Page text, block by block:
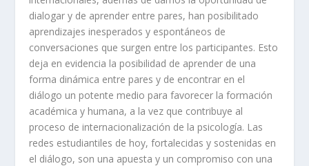
dialogar y de aprender entre pares, han posibilitado
aprendizajes inesperados y espontáneos de
conversaciones que surgen entre los participantes. Esto
deja en evidencia la posibilidad de aprender de una
forma dinámica entre pares y de encontrar en el
diálogo un potente medio para favorecer la formación
académica y humana, a la vez que contribuye al
proceso de internacionalización de la psicología. Las
redes estudiantiles de hoy, fortalecidas y sostenidas en
el diálogo, son una apuesta y un compromiso con una